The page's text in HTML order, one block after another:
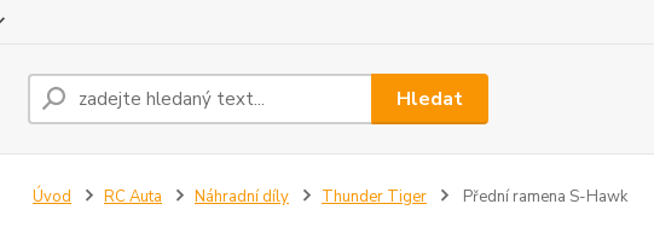
Hledat
Úvod RC Auta Náhradní díly Thunder Tiger Přední ramena S-Hawk